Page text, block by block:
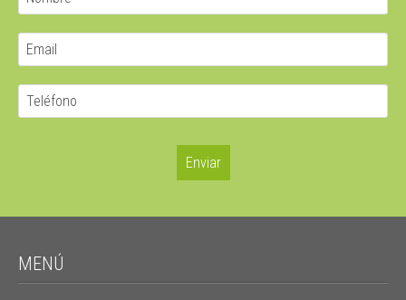
MENÚ